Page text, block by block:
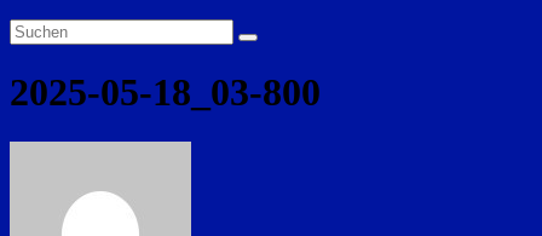
2025-05-18_03-800